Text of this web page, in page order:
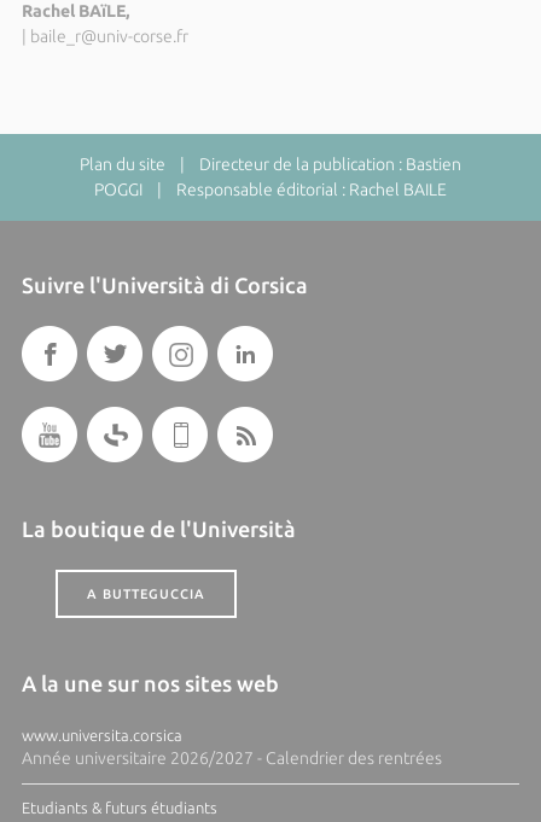
Rachel BAïLE,
baile_r@univ-corse.fr
Plan du site | Directeur de la publication : Bastien
POGGI | Responsable éditorial : Rachel BAILE
Suivre l'Università di Corsica
La boutique de l'Università
A BUTTEGUCCIA
A la une sur nos sites web
www.universita.corsica
Année universitaire 2026/2027 - Calendrier des rentrées
Etudiants & futurs étudiants